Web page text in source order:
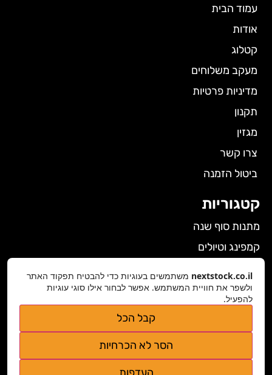
עמוד הבית
אודות
קטלוג
מעקב משלוחים
מדיניות פרטיות
תקנון
מגזין
צרו קשר
ביטול הזמנה
קטגוריות
מתנות סוף שנה
קמפינג וטיולים
גאדג'טים
nextstock.co.il@gmail.com
נגישות אתר
nextstock.co.il משתמשים בעוגיות כדי להבטיח תפקוד האתר
ולשפר את חוויית המשתמש. אפשר לבחור אילו סוגי עוגיות
להפעיל.
קבל הכל
הסר לא הכרחיות